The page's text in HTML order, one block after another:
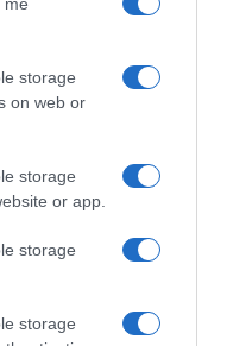
storage
on web or
storage
or app.
storage
storage“Πέταξε”